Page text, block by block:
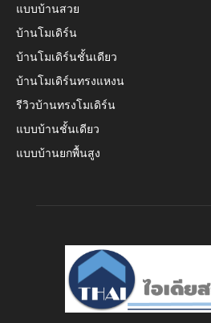
แบบบ้านสวย
บ้านโมเดิร์น
บ้านโมเดิร์นชั้นเดียว
บ้านโมเดิร์นทรงแหงน
รีวิวบ้านทรงโมเดิร์น
แบบบ้านชั้นเดียว
แบบบ้านยกพื้นสูง